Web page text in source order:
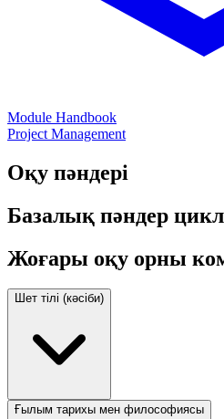
Module Handbook
Project Management
Оқу пәндері
Базалық пәндер
Жоғары оқу орны
Шет тілі (кәсіби)
Ғылым тарихы мен философиясы